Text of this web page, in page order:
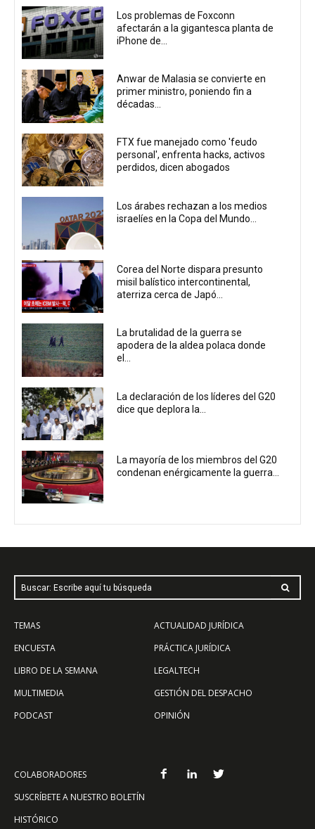
Los problemas de Foxconn
afectarán a la gigantesca planta de
iPhone de...
Anwar de Malasia se convierte en
primer ministro, poniendo fin a
décadas...
FTX fue manejado como 'feudo
personal', enfrenta hacks, activos
perdidos, dicen abogados
Los árabes rechazan a los medios
israelíes en la Copa del Mundo...
Corea del Norte dispara presunto
misil balístico intercontinental,
aterriza cerca de Japó...
La brutalidad de la guerra se
apodera de la aldea polaca donde
el...
La declaración de los líderes del G20
dice que deplora la...
La mayoría de los miembros del G20
condenan enérgicamente la guerra...
Buscar: Escribe aquí tu búsqueda
TEMAS
ENCUESTA
LIBRO DE LA SEMANA
MULTIMEDIA
PODCAST
ACTUALIDAD JURÍDICA
PRÁCTICA JURÍDICA
LEGALTECH
GESTIÓN DEL DESPACHO
OPINIÓN
COLABORADORES
SUSCRÍBETE A NUESTRO BOLETÍN
HISTÓRICO